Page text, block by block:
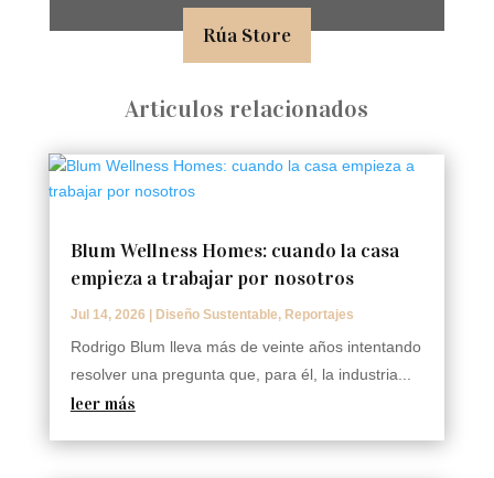
Rúa Store
Articulos relacionados
Blum Wellness Homes: cuando la casa
empieza a trabajar por nosotros
Jul 14, 2026 | Diseño Sustentable, Reportajes
Rodrigo Blum lleva más de veinte años intentando
resolver una pregunta que, para él, la industria...
leer más